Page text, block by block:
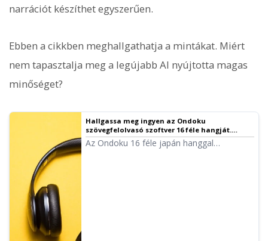
narrációt készíthet egyszerűen.
Ebben a cikkben meghallgathatja a mintákat. Miért
nem tapasztalja meg a legújabb AI nyújtotta magas
minőséget?
Hallgassa meg ingyen az Ondoku
szövegfelolvasó szoftver 16 féle hangját.
Változtassa meg a benyomást a
hangmagasság állításával | Ondoku
Az Ondoku 16 féle japán hanggal